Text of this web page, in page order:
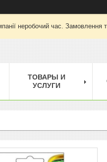
неробочий час. Замовлення
ТОВАРЫ И
УСЛУГИ